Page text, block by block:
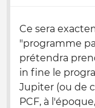
Ce sera
"programme
prétendra
in fine le
Jupiter (ou de
PCF, à